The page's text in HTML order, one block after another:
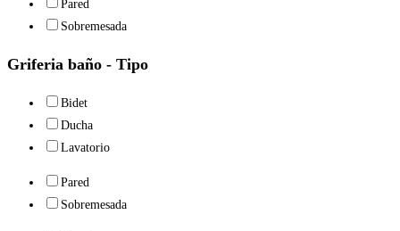
Pared
Sobremesada
Griferia baño - Tipo
Bidet
Ducha
Lavatorio
Pared
Sobremesada